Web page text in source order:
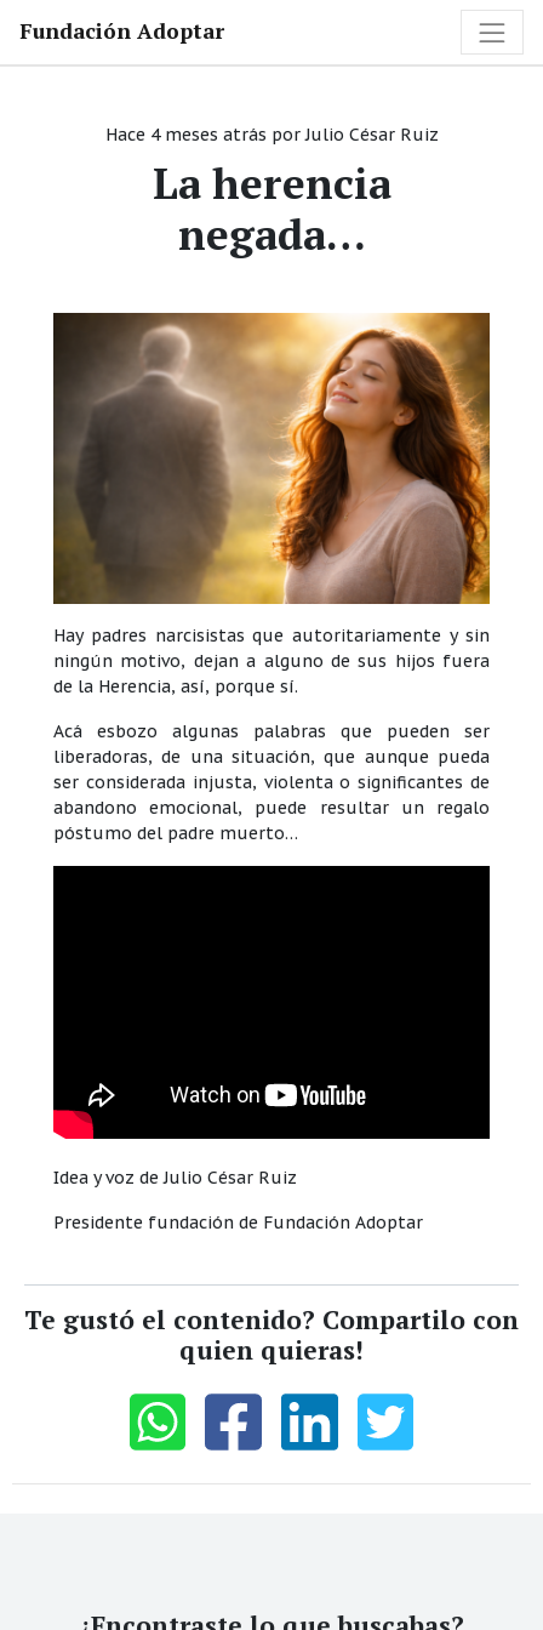
Fundación Adoptar
Hace 4 meses atrás porJulio César Ruiz
La herencia
negada…
Hay padres narcisistas que autoritariamente y sin
ningún motivo, dejan a alguno de sus hijos fuera
de la Herencia, así, porque sí.
Acá esbozo algunas palabras que pueden ser
liberadoras, de una situación, que aunque pueda
ser considerada injusta, violenta o significantes de
abandono emocional, puede resultar un regalo
póstumo del padre muerto…
Idea y voz de Julio César Ruiz
Presidente fundación de Fundación Adoptar
Te gustó el contenido? Compartilo con
quien quieras!